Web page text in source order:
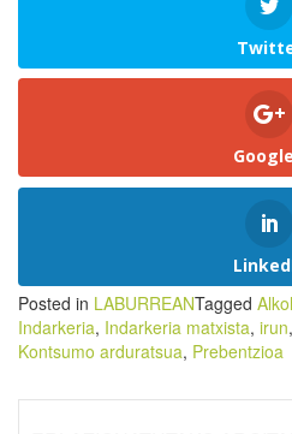
Posted in LABURREANTagged
Indarkeria, Indarkeria matxista, irun,
Kontsumo arduratsua, Prebentzioa